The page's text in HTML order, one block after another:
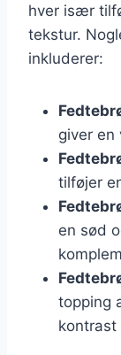
hver især
tekstur.
inkluderer:
giver en
tilføjer
en sød
topping
kontrast